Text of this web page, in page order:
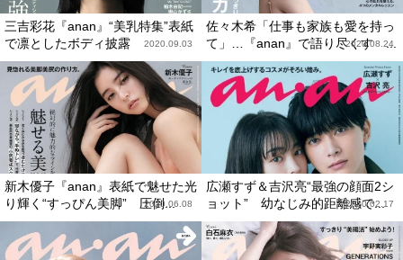
三吉彩花『anan』“美乳特集”表紙
で凛としたボディ披露
2020.09.03
佐々木希「仕事も家族も愛を持っ
て」…『anan』で語り尽くす ...
2020.08.24
新木優子『anan』表紙で魅せた光
り輝く“すっぴん美脚” 圧倒...
2020.06.08
広瀬すず＆吉沢亮“最強の顔面2シ
ョット” 幼なじみ的距離感で...
2020.02.17